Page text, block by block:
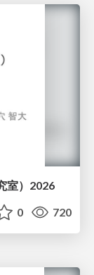
室）2026
0 720